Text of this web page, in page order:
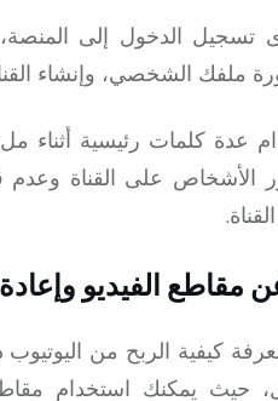
الدخول إلى المنصة،
ملفك الشخصي، وإنشاء
عدة كلمات رئيسية أثناء
على القناة وعدم
كيفية الربح من
حيث يمكنك استخدام